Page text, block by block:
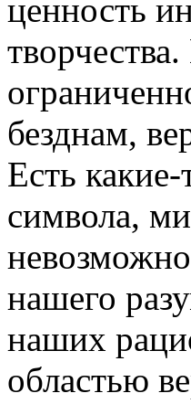
ценность
безднам,
Есть
символа,
нашего
наших
областью